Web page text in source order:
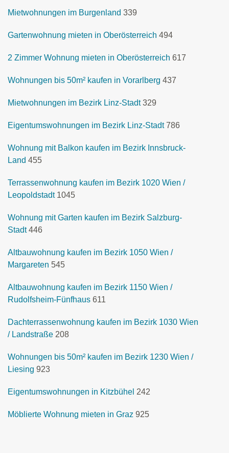
Mietwohnungen im Burgenland 339
Gartenwohnung mieten in Oberösterreich 494
2 Zimmer Wohnung mieten in Oberösterreich 617
Wohnungen bis 50m² kaufen in Vorarlberg 437
Mietwohnungen im Bezirk Linz-Stadt 329
Eigentumswohnungen im Bezirk Linz-Stadt 786
Wohnung mit Balkon kaufen im Bezirk Innsbruck-
Land 455
Terrassenwohnung kaufen im Bezirk 1020 Wien /
Leopoldstadt 1045
Wohnung mit Garten kaufen im Bezirk Salzburg-
Stadt 446
Altbauwohnung kaufen im Bezirk 1050 Wien /
Margareten 545
Altbauwohnung kaufen im Bezirk 1150 Wien /
Rudolfsheim-Fünfhaus 611
Dachterrassenwohnung kaufen im Bezirk 1030 Wien
/ Landstraße 208
Wohnungen bis 50m² kaufen im Bezirk 1230 Wien /
Liesing 923
Eigentumswohnungen in Kitzbühel 242
Möblierte Wohnung mieten in Graz 925